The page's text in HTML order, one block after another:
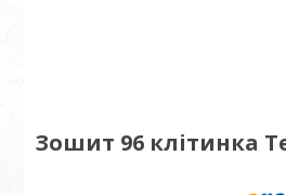
Зошит 96 клітинка